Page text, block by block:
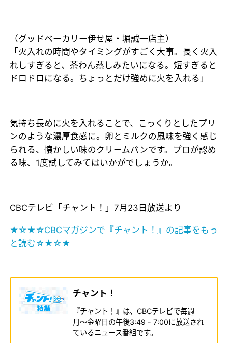
（グッドベーカリー伊せ屋・堀誠一店主）
「火入れの時間やタイミングがすごく大事。長く火入
れしすぎると、茶わん蒸しみたいになる。短すぎると
ドロドロになる。ちょっとだけ強めに火を入れる」
気持ち長めに火を入れることで、こっくりとしたプリ
ンのような濃厚食感に。卵とミルクの風味を強く感じ
られる、懐かしい味のクリームパンです。プロが認め
る味、1度試してみてはいかがでしょうか。
CBCテレビ「チャント！」7月23日放送より
★☆★☆CBCマガジンで『チャント！』の記事をもっ
と読む☆★☆★
チャント！
『チャント！』は、CBCテレビで毎週
月〜金曜日の午後3:49 - 7:00に放送され
ているニュース番組です。